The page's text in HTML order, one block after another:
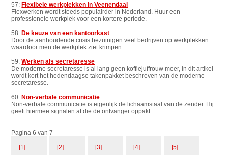
57:Flexibele werkplekken in Veenendaal
Flexwerken wordt steeds populairder in Nederland. Huur een
professionele werkplek voor een kortere periode.
58:De keuze van een kantoorkast
Door de aanhoudende crisis bezuinigen veel bedrijven op werkplekken
waardoor men de werkplek ziet krimpen.
59:Werken als secretaresse
De moderne secretaresse is al lang geen koffiejuffrouw meer, in dit artikel
wordt kort het hedendaagse takenpakket beschreven van de moderne
secretaresse.
60:Non-verbale communicatie
Non-verbale communicatie is eigenlijk de lichaamstaal van de zender. Hij
geeft hiermee signalen af die de ontvanger oppakt.
Pagina 6 van 7
[1] [2] [3] [4] [5]